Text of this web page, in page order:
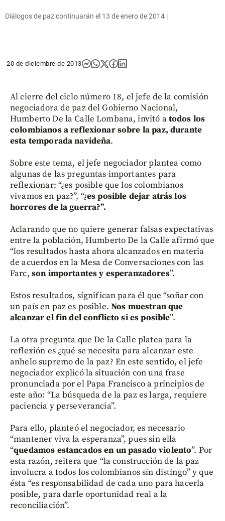
Diálogos de paz continuarán el 13 de enero de 2014 |
20 de diciembre de 2013
Al cierre del ciclo número 18, el jefe de la comisión
negociadora de paz del Gobierno Nacional,
Humberto De la Calle Lombana, invitó atodos los
colombianos a reflexionar sobre la paz, durante
esta temporada navideña.
Sobre este tema, el jefe negociador plantea como
algunas de las preguntas importantes para
reflexionar: “¿es posible que los colombianos
vivamos en paz?”, “¿es posible dejar atrás los
horrores de la guerra?”.
Aclarando que no quiere generar falsas expectativas
entre la población, Humberto De la Calle afirmó que
“los resultados hasta ahora alcanzados en materia
de acuerdos en la Mesa de Conversaciones con las
Farc, son importantes y esperanzadores”.
Estos resultados, significan para él que “soñar con
un país en paz es posible. Nos muestran que
alcanzar el fin del conflicto si es posible”.
La otra pregunta que De la Calle platea para la
reflexión es ¿qué se necesita para alcanzar este
anhelo supremo de la paz? En este sentido, el jefe
negociador explicó la situación con una frase
pronunciada por el Papa Francisco a principios de
este año: “La búsqueda de la paz es larga, requiere
paciencia y perseverancia”.
Para ello, planteó el negociador, es necesario
“mantener viva la esperanza”, pues sin ella
“quedamos estancados en un pasado violento”. Por
esta razón, reitera que “la construcción de la paz
involucra a todos los colombianos sin distingo” y que
ésta “es responsabilidad de cada uno para hacerla
posible, para darle oportunidad real a la
reconciliación”.